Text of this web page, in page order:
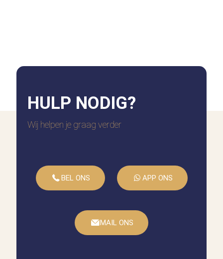
HULP NODIG?
Wij helpen je graag verder
BEL ONS APP ONS
MAIL ONS